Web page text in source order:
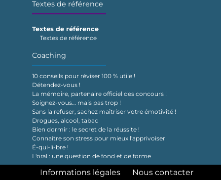
Textes de référence
Textes de référence
Textes de référence
Coaching
10 conseils pour réviser 100 % utile !
Détendez-vous !
La mémoire, partenaire officiel des concours !
Soignez-vous… mais pas trop !
Sans la refuser, sachez maîtriser votre émotivité !
Drogues, alcool, tabac
Bien dormir : le secret de la réussite !
Connaître son stress pour mieux l'apprivoiser
É-qui-li-bre !
L'oral : une question de fond et de forme
Informations légales
Nous contacter